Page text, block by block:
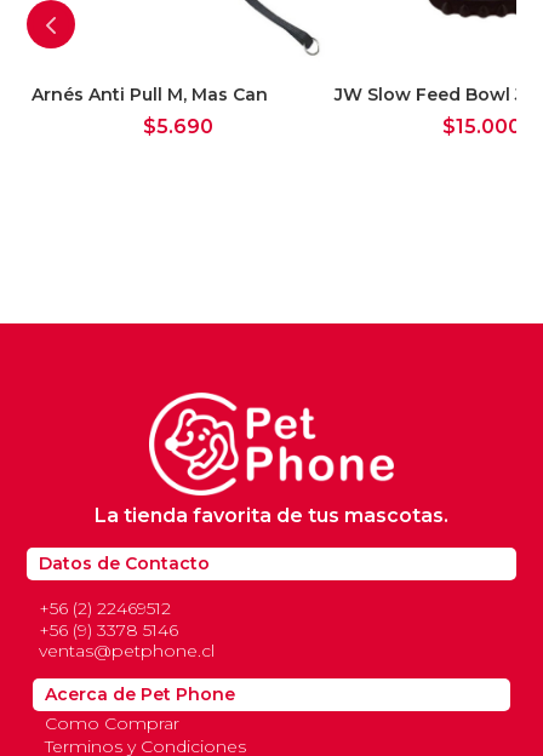
Arnés Anti Pull M, Mas Can
$5.690
JW Slow Feed Bowl
$15.000
Datos de Contacto
+56 (2) 22469512
+56 (9) 3378 5146
ventas@petphone.cl
La tienda favorita de tus mascotas.
Acerca de Pet Phone
Como Comprar
Terminos y Condiciones